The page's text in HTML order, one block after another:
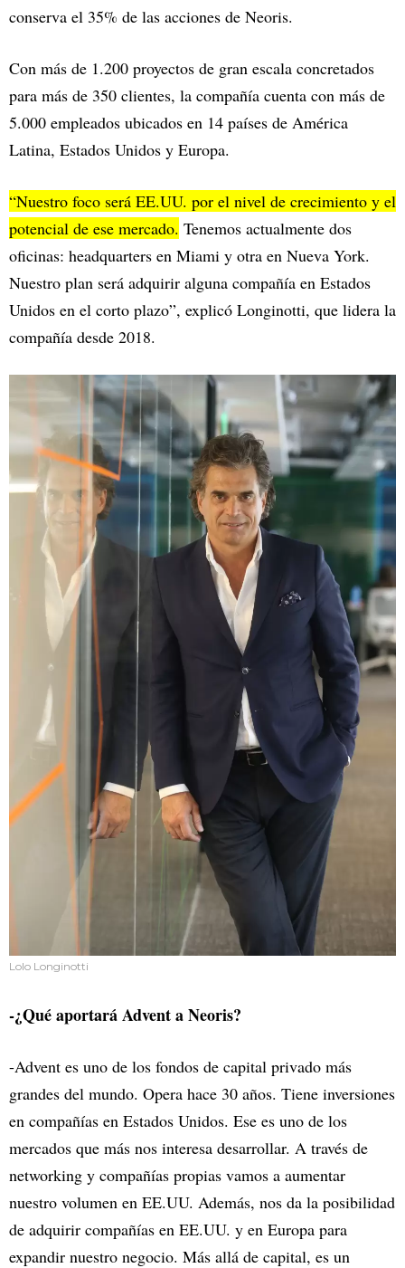
conserva el 35% de las acciones de Neoris.
Con más de 1.200 proyectos de gran escala concretados
para más de 350 clientes, la compañía cuenta con más de
5.000 empleados ubicados en 14 países de América
Latina, Estados Unidos y Europa.
“Nuestro foco será EE.UU. por el nivel de crecimiento y el
potencial de ese mercado. Tenemos actualmente dos
oficinas: headquarters en Miami y otra en Nueva York.
Nuestro plan será adquirir alguna compañía en Estados
Unidos en el corto plazo”, explicó Longinotti, que lidera la
compañía desde 2018.
Lolo Longinotti
-¿Qué aportará Advent a Neoris?
-Advent es uno de los fondos de capital privado más
grandes del mundo. Opera hace 30 años. Tiene inversiones
en compañías en Estados Unidos. Ese es uno de los
mercados que más nos interesa desarrollar. A través de
networking y compañías propias vamos a aumentar
nuestro volumen en EE.UU. Además, nos da la posibilidad
de adquirir compañías en EE.UU. y en Europa para
expandir nuestro negocio. Más allá de capital, es un